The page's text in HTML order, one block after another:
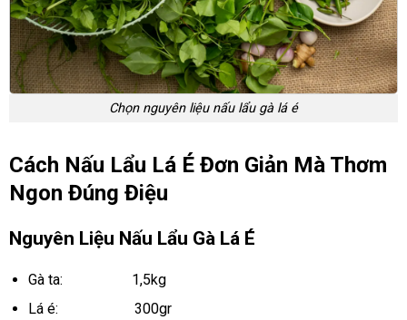
Chọn nguyên liệu nấu lẩu gà lá é
Cách Nấu Lẩu Lá É Đơn Giản Mà Thơm
Ngon Đúng Điệu
Nguyên Liệu Nấu Lẩu Gà Lá É
Gà ta: 1,5kg
Lá é: 300gr